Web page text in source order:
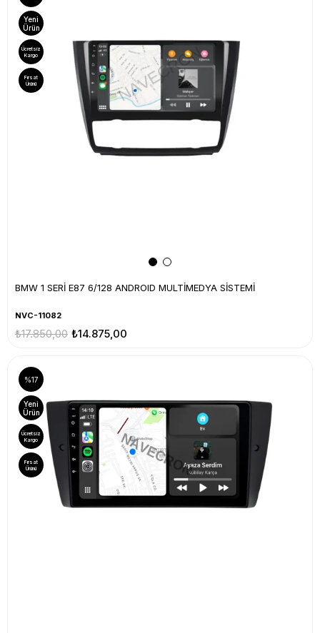
BMW 1 SERİ E87 6/128 ANDROID MULTİMEDYA SİSTEMİ
NVC-11082
₺14.875,00
₺17.850,00
Yeni
Ürün
Ücretsiz
Kargo
Fırsat
Ürünü
%17
Yeni
Ürün
Ücretsiz
Kargo
Fırsat
Ürünü